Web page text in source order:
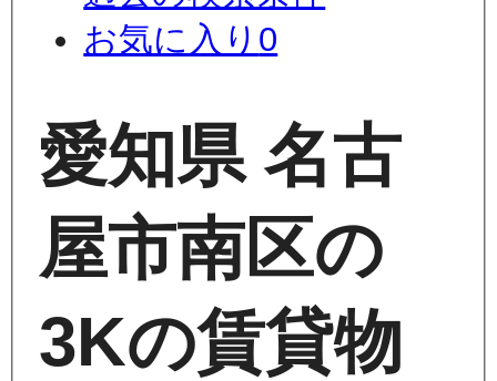
お気に入り 0
愛知県 名古
屋市南区の
3Kの賃貸物